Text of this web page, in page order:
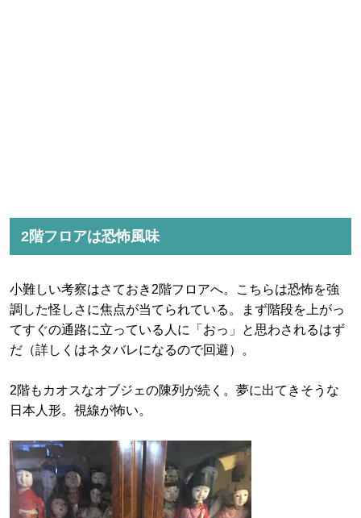
2階フロアは恐怖風味
小難しい考察はさておき2階フロアへ。こちらは恐怖を強
調した怪しさに焦点が当てられている。まず階段を上がっ
てすぐの通路に立っている人に「おっ」と思わされるはず
だ（詳しくはネタバレになるので回避）。
2階もカオスなオブジェの陳列が続く。夢に出てきそうな
日本人形。視線が怖い。